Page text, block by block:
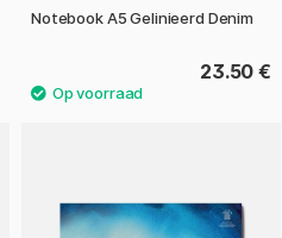
Notebook A5 Gelinieerd Denim
23.50 €